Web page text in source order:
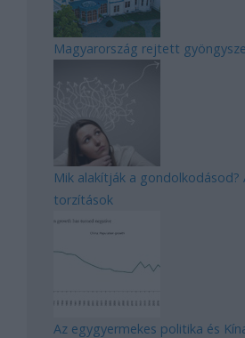
Magyarország rejtett
Mik alakítják a gondolkodásod?
torzítások
Az egygyermekes politika és